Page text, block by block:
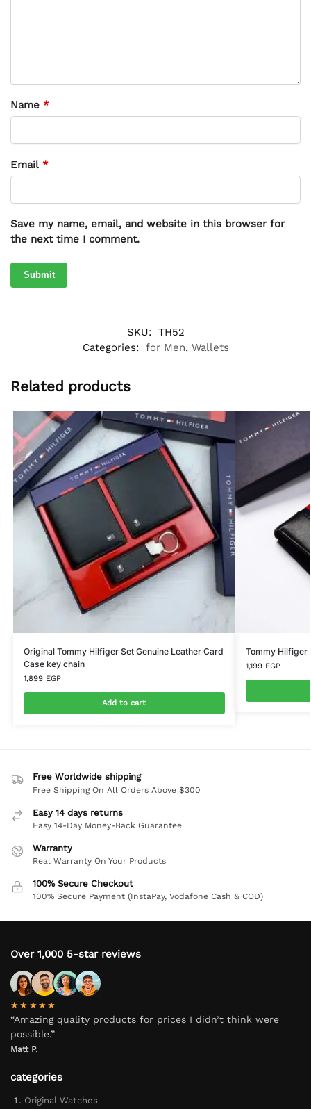
Name *
Email *
Save my name, email, and website in this browser for
the next time I comment.
SKU: TH52
Categories: for Men, Wallets
Related products
Original Tommy Hilfiger Set Genuine Leather Card
Case key chain
1,899 EGP
Add to cart
Tommy Hilfiger
1,199 EGP
Free Worldwide shipping
Free Shipping On All Orders Above $300
Easy 14 days returns
Easy 14-Day Money-Back Guarantee
Warranty
Real Warranty On Your Products
100% Secure Checkout
100% Secure Payment (InstaPay, Vodafone Cash & COD)
Over 1,000 5-star reviews
★★★★★
“Amazing quality products for prices I didn’t think were
possible.”
Matt P.
categories
Original Watches